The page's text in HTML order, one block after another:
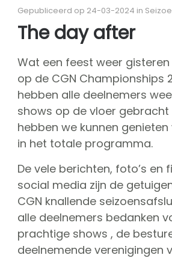
Missie, visie & kernwaarden
Vrienden van CGN
CGN bestuur
Hall of fame
Dedication award
kaartverkoop
shop
CGNcompetitie
Seizoen contests
Seizoen deelnemers
Gepubliceerd op 24-03-2024 in
The day after
Wat een feest weer gisteren
op de CGN Championships
hebben alle deelnemers
shows op de vloer gebracht
hebben we kunnen
in het totale programma.
De vele berichten, foto’s en
social media zijn de
CGN knallende
alle deelnemers bedanken
prachtige shows , de
deelnemende verenigingen